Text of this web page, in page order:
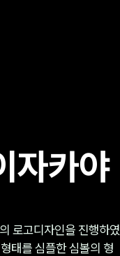
자카야
로고디자인을 진행하였
태를 심플한 심볼의 형